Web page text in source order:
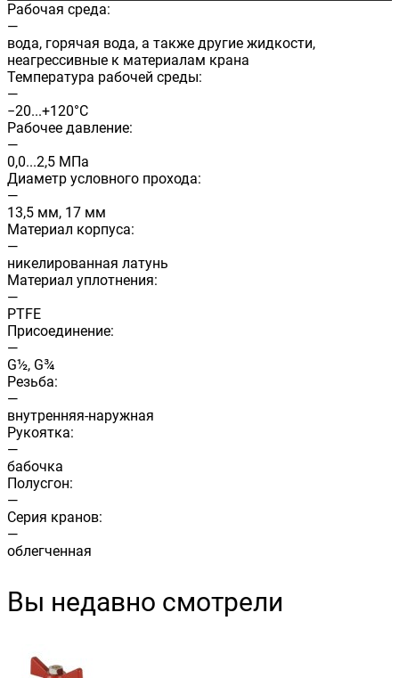
Рабочая среда:
—
вода, горячая вода, а также другие жидкости,
неагрессивные к материалам крана
Температура рабочей среды:
—
−20...+120°С
Рабочее давление:
—
0,0...2,5 МПа
Диаметр условного прохода:
—
13,5 мм, 17 мм
Материал корпуса:
—
никелированная латунь
Материал уплотнения:
—
PTFE
Присоединение:
—
G½, G¾
Резьба:
—
внутренняя-наружная
Рукоятка:
—
бабочка
Полусгон:
—
Cерия кранов:
—
облегченная
Вы недавно смотрели